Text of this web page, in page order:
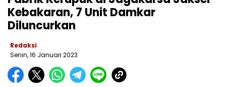
Kebakaran, 7 Unit Damkar
Diluncurkan
Redaksi
Senin, 16 Januari 2023